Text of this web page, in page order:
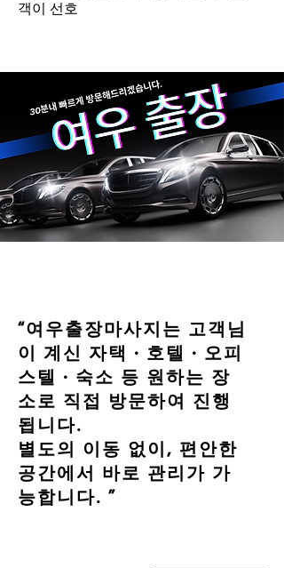
객이 선호
“여우출장마사지는 고객님
이 계신 자택 · 호텔 · 오피
스텔 · 숙소 등 원하는 장
소로 직접 방문하여 진행
됩니다.
별도의 이동 없이, 편안한
공간에서 바로 관리가 가
능합니다. ”